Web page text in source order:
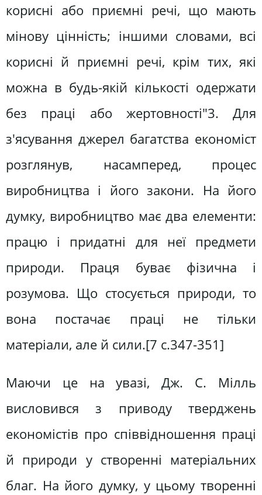
корисні або приємні речі, що мають
мінову цінність; іншими словами, всі
корисні й приємні речі, крім тих, які
можна в будь-якій кількості одержати
без праці або жертовності"3. Для
з'ясування джерел багатства економіст
розглянув, насамперед, процес
виробництва і його закони. На його
думку, виробництво має два елементи:
працю і придатні для неї предмети
природи. Праця буває фізична і
розумова. Що стосується природи, то
вона постачає праці не тільки
матеріали, але й сили.[7 c.347-351]
Маючи це на увазі, Дж. С. Мілль
висловився з приводу тверджень
економістів про співвідношення праці
й природи у створенні матеріальних
благ. На його думку, у цьому творенні